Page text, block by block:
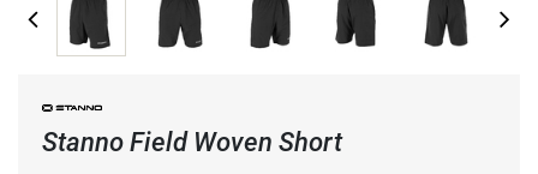
Stanno Field Woven Short